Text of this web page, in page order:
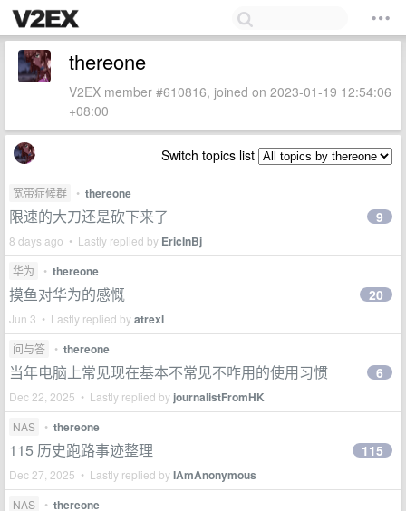
thereone
V2EX member #610816, joined on 2023-01-19 12:54:06
+08:00
Switch topics list
宽带症候群 • thereone
限速的大刀还是砍下来了
8 days ago • Lastly replied by EricInBj
9
华为 • thereone
摸鱼对华为的感慨
Jun 3 • Lastly replied byatrexl
20
问与答 • thereone
当年电脑上常见现在基本不常见不咋用的使用习惯
Dec 22, 2025 • Lastly replied by journalistFromHK
6
NAS • thereone
115 历史跑路事迹整理
Dec 27, 2025 • Lastly replied byIAmAnonymous
115
NAS • thereone